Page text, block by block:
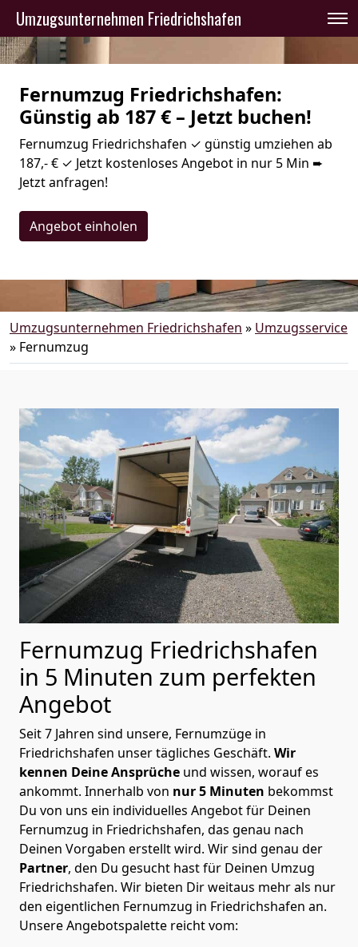
Umzugsunternehmen Friedrichshafen
Fernumzug Friedrichshafen:
Günstig ab 187 € – Jetzt buchen!
Fernumzug Friedrichshafen ✓ günstig umziehen ab
187,- € ✓ Jetzt kostenloses Angebot in nur 5 Min ➨
Jetzt anfragen!
Angebot einholen
Umzugsunternehmen Friedrichshafen » Umzugsservice
» Fernumzug
Fernumzug Friedrichshafen
in 5 Minuten zum perfekten
Angebot
Seit 7 Jahren sind unsere, Fernumzüge in
Friedrichshafen unser tägliches Geschäft. Wir
kennen Deine Ansprüche und wissen, worauf es
ankommt. Innerhalb von nur 5 Minuten bekommst
Du von uns ein individuelles Angebot für Deinen
Fernumzug in Friedrichshafen, das genau nach
Deinen Vorgaben erstellt wird. Wir sind genau der
Partner, den Du gesucht hast für Deinen Umzug
Friedrichshafen. Wir bieten Dir weitaus mehr als nur
den eigentlichen Fernumzug in Friedrichshafen an.
Unsere Angebotspalette reicht vom: